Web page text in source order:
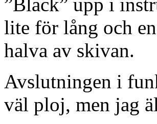
”Black” upp i
lite för lång och
halva av skivan.
Avslutningen i
väl ploj, men jag